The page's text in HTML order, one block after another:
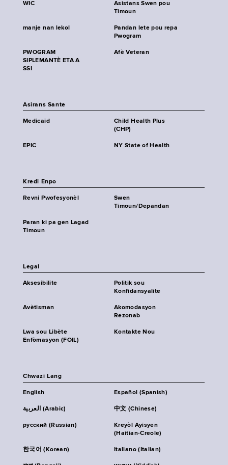
WIC
Asistans Swen pou
Timoun
manje nan lekol
Pandan lete pou repa
Pwogram
PWOGRAM
SIPLEMANTÈ ETA A
SSI
Afè Veteran
Asirans Sante
Medicaid
Child Health Plus
(CHP)
EPIC NY State of Health
Kredi Enpo
Revni Pwofesyonèl
Swen
Timoun/Depandan
Paran ki pa gen Lagad
Timoun
Legal
Aksesibilite
Politik sou
Konfidansyalite
Avètisman
Akomodasyon
Rezonab
Lwa sou Libète
Enfòmasyon (FOIL)
Kontakte Nou
Chwazi Lang
English Español (Spanish)
العربية (Arabic) 中文 (Chinese)
русский (Russian)
Kreyòl Ayisyen
(Haitian-Creole)
한국어 (Korean) Italiano (Italian)